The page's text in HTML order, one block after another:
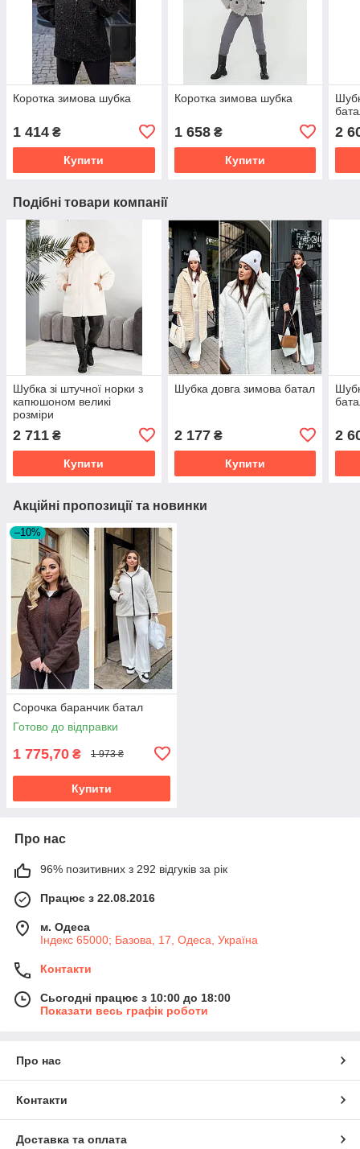
Коротка зимова шубка
1 414 ₴
Купити
Коротка зимова шубка
1 658₴
Купити
2
Подібні товари компанії
Шубка зі штучної норки з
капюшоном великі
розміри
2 711 ₴
Купити
Шубка довга зимова батал
2 177₴
Купити
2
Акційні пропозиції та новинки
–10%
Cорочка баранчик батал
Готово до відправки
1 775,70 ₴ 1 973 ₴
Купити
Про нас
96% позитивних з 292 відгуків за рік
Працює з 22.08.2016
м. Одеса
Індекс 65000; Базова, 17, Одеса, Україна
Контакти
Сьогодні працює з 10:00 до 18:00
Показати весь графік роботи
Про нас
Контакти
Доставка та оплата